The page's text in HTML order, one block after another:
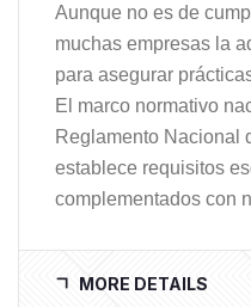
Aunque no es de
muchas empresas la
para asegurar
El marco normativo
Reglamento Nacional
establece requisitos
complementados con
MORE DETAILS